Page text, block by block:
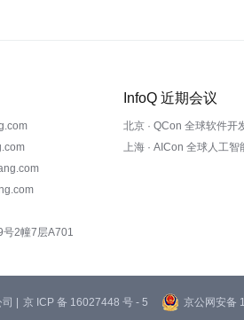
号2幢7层A701
InfoQ 近期会议
北京 · QCon 全球软件开
上海 · AICon 全球人工
| 京 ICP 备 16027448 号 - 5 京公网安备